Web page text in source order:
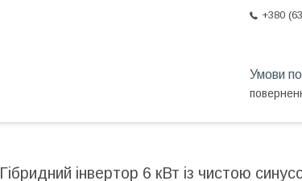
+380
Гібридний інвертор 6 кВт із чистою